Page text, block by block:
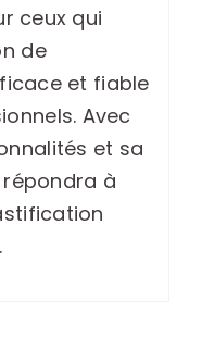
ceux qui
de
et fiable
Avec
et sa
répondra à